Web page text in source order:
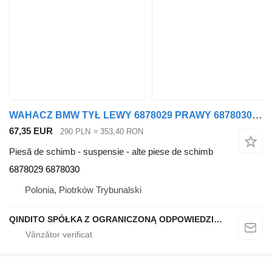
WAHACZ BMW TYŁ LEWY 6878029 PRAWY 6878030 X5 G05 X6 G06 6878029 6878030 pentru automobil BMW X6 G06 X5 G05
67,35 EUR 290 PLN ≈ 353,40 RON
Piesă de schimb - suspensie - alte piese de schimb
6878029 6878030
Polonia, Piotrków Trybunalski
QINDITO SPÓŁKA Z OGRANICZONĄ ODPOWIEDZIALNOŚCIĄ